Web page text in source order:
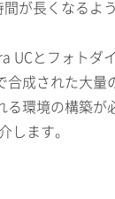
が長くなるよ
UCとフォトダ
成された大
る環境の構築
します。